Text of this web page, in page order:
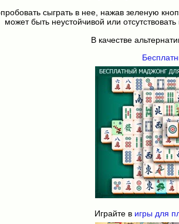
сыграть в нее, нажав зеленую
может быть неустойчивой или
В качестве
Играйте в игры для